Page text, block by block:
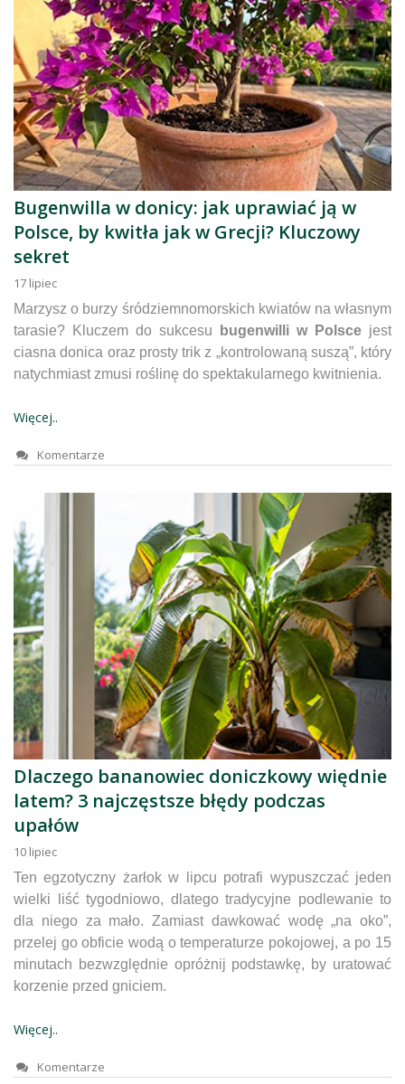
Bugenwilla w donicy: jak uprawiać ją w
Polsce, by kwitła jak w Grecji? Kluczowy
sekret
17 lipiec
Marzysz o burzy śródziemnomorskich kwiatów na własnym
tarasie? Kluczem do sukcesu
bugenwilli w Polsce jest
ciasna donica oraz prosty trik z „kontrolowaną suszą”, który
natychmiast zmusi roślinę do spektakularnego kwitnienia.
Więcej..
Komentarze
Dlaczego bananowiec doniczkowy więdnie
latem? 3 najczęstsze błędy podczas
upałów
10 lipiec
Ten egzotyczny żarłok w lipcu potrafi wypuszczać jeden
wielki liść tygodniowo, dlatego tradycyjne podlewanie to
dla niego za mało. Zamiast dawkować wodę „na oko”,
przelej go obficie wodą o temperaturze pokojowej, a po 15
minutach bezwzględnie opróżnij podstawkę, by uratować
korzenie przed gniciem.
Więcej..
Komentarze